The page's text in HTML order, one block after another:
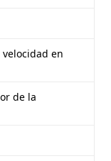
velocidad en
de la